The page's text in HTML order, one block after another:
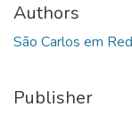
Authors
São Carlos em
Publisher